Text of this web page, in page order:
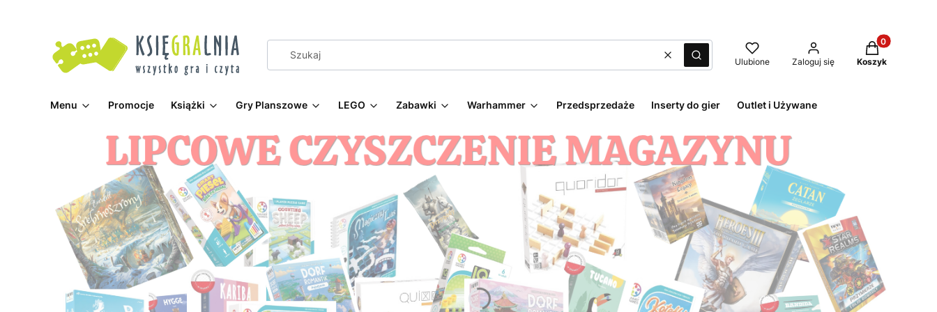
WyczyśćSzukaj Ulubione Zaloguj się
Produkty w
Koszyk
Menu Promocje Książki Gry Planszowe LEGO Zabawki Warhammer Przedsprzedaże Inserty do gier Outlet i Używane